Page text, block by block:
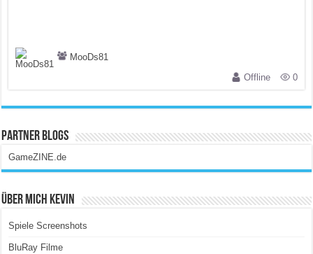
MooDs81
Offline
0
Partner Blogs
GameZINE.de
Über Mich Kevin
Spiele Screenshots
BluRay Filme